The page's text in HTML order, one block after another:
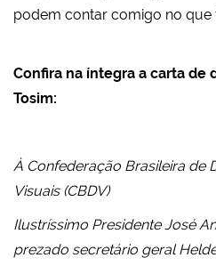
podem contar comigo no que
Confira na íntegra a carta de
Tosim:
À Confederação Brasileira de
Visuais (CBDV)
Ilustríssimo Presidente José
prezado secretário geral